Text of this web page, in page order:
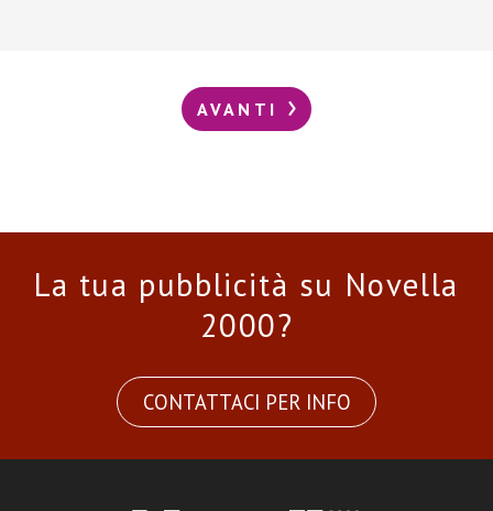
AVANTI
La tua pubblicità su Novella
2000?
CONTATTACI PER INFO